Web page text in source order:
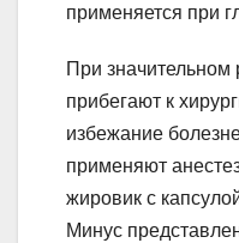
применяется при
При значительном
прибегают к
избежание
применяют
жировик с
Минус